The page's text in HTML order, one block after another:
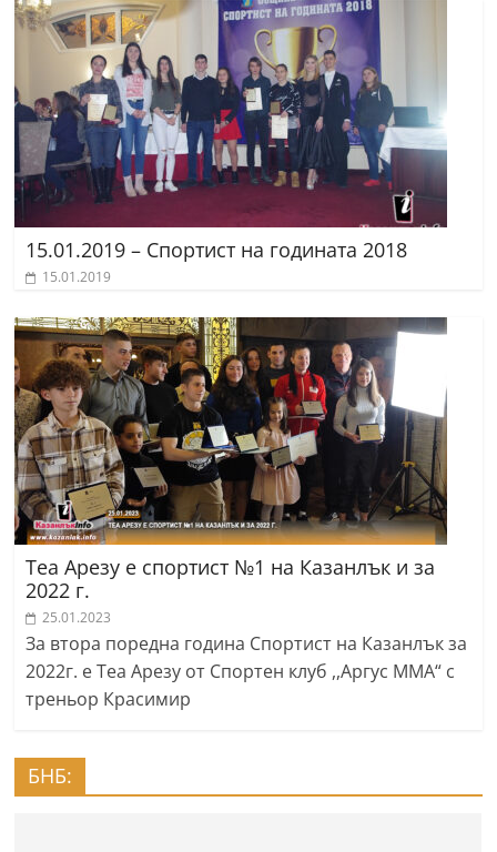
15.01.2019 – Спортист на годината 2018
15.01.2019
Теа Арезу е спортист №1 на Казанлък и за
2022 г.
25.01.2023
За втора поредна година Спортист на Казанлък за
2022г. е Теа Арезу от Спортен клуб ,,Аргус ММА“ с
треньор Красимир
БНБ: